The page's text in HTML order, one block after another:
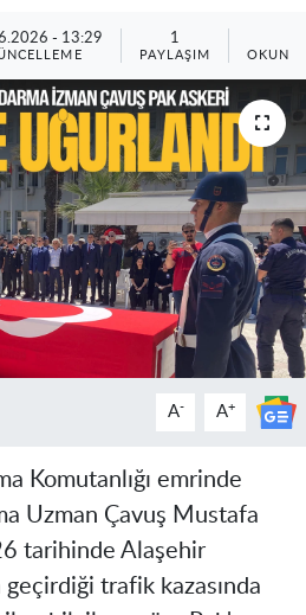
- 13:29 1
PAYLAŞIM
A- A+
Komutanlığı emrinde
Uzman Çavuş Mustafa
tarihinde Alaşehir
geçirdiği trafik kazasında